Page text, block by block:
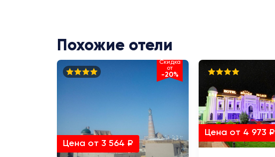
Похожие отели
Скидка
от
-20%
Цена от 3 564 ₽
Цена от 4 973 ₽